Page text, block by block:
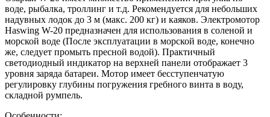
воде, рыбалка, троллинг и т.д. Рекомендуется для небольших
надувных лодок до 3 м (макс. 200 кг) и каяков. Электромотор
Haswing W-20 предназначен для использования в соленой и
морской воде (После эксплуатации в морской воде, конечно
же, следует промыть пресной водой). Практичный
светодиодный индикатор на верхней панели отображает 3
уровня заряда батареи. Мотор имеет бесступенчатую
регулировку глубины погружения гребного винта в воду,
складной румпель.